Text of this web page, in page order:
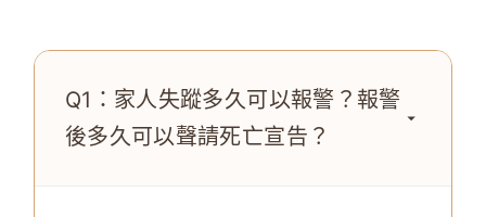
Q1：家人失蹤多久可以報警？報警
後多久可以聲請死亡宣告？